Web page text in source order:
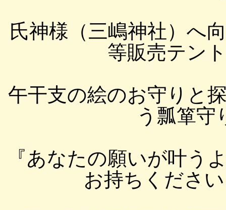
氏神様（三嶋神社）へ
等販売テン
午干支の絵のお守りと
う瓢箪守
『あなたの願いが叶う
お持ちくださ